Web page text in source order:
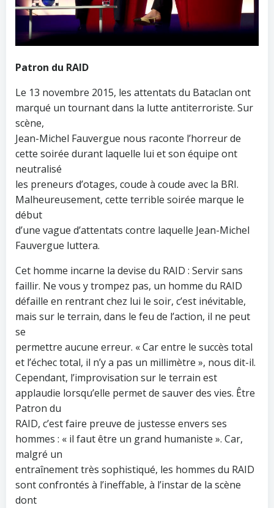
Patron du RAID
Le 13 novembre 2015, les attentats du Bataclan ont
marqué un tournant dans la lutte antiterroriste. Sur
scène,
Jean-Michel Fauvergue nous raconte l’horreur de
cette soirée durant laquelle lui et son équipe ont
neutralisé
les preneurs d’otages, coude à coude avec la BRI.
Malheureusement, cette terrible soirée marque le
début
d’une vague d’attentats contre laquelle Jean-Michel
Fauvergue luttera.
Cet homme incarne la devise du RAID : Servir sans
faillir. Ne vous y trompez pas, un homme du RAID
défaille en rentrant chez lui le soir, c’est inévitable,
mais sur le terrain, dans le feu de l’action, il ne peut
se
permettre aucune erreur. « Car entre le succès total
et l’échec total, il n’y a pas un millimètre », nous dit-il.
Cependant, l’improvisation sur le terrain est
applaudie lorsqu’elle permet de sauver des vies. Être
Patron du
RAID, c’est faire preuve de justesse envers ses
hommes : « il faut être un grand humaniste ». Car,
malgré un
entraînement très sophistiqué, les hommes du RAID
sont confrontés à l’ineffable, à l’instar de la scène
dont